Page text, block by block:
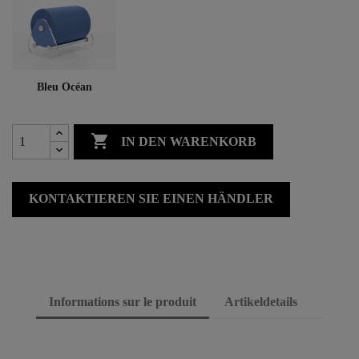
Bleu Océan
 IN DEN WARENKORB
KONTAKTIEREN SIE EINEN HÄNDLER
Informations sur le produit Artikeldetails